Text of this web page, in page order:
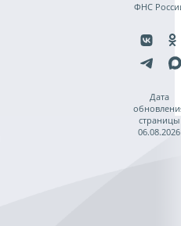
ФНС
Дата
страницы
06.08.2026